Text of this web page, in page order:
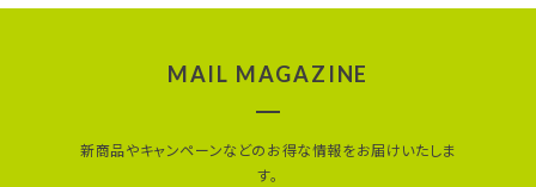
MAIL MAGAZINE
新商品やキャンペーンなどのお得な情報をお届けいたしま
す。